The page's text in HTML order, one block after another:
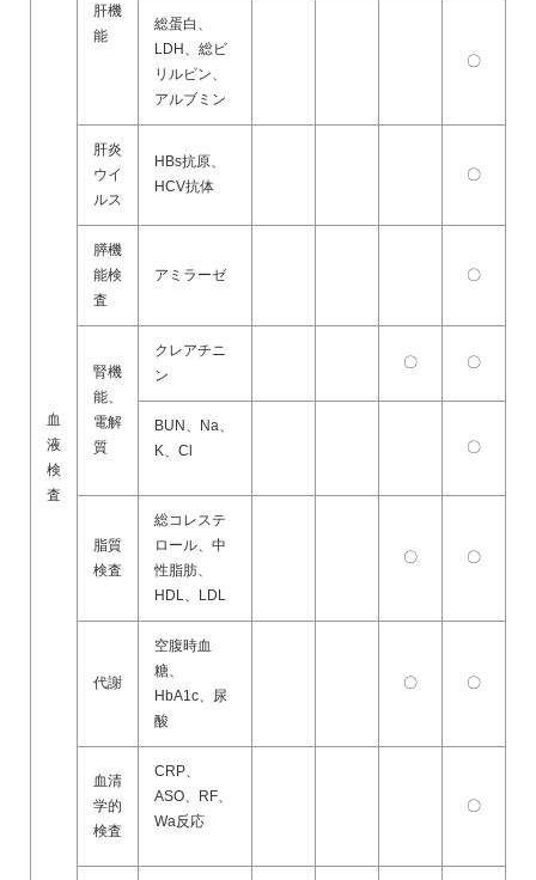
血
液
検
査
肝機
能
総蛋白、
LDH、総ビ
リルビン、
アルブミン
〇
肝炎
ウイ
ルス
HBs抗原、
HCV抗体
〇
膵機
能検
査
アミラーゼ 〇
腎機
能、
電解
質
クレアチニ
ン
〇 〇
BUN、Na、
K、Cl
〇
脂質
検査
総コレステ
ロール、中
性脂肪、
HDL、LDL
〇 〇
代謝
空腹時血
糖、
HbA1c、尿
酸
〇 〇
血清
学的
検査
CRP、
ASO、RF、
Wa反応
〇